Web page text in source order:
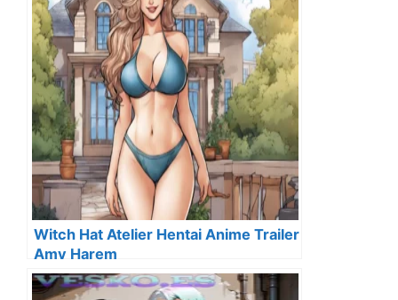
Witch Hat Atelier Hentai Anime Trailer
Amv Harem